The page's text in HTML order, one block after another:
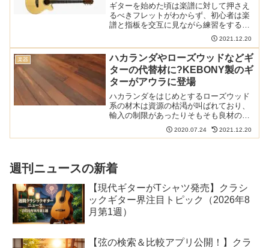
ギターを始めた頃は楽譜に対して押さえ
るべきフレットがわからず、初心者は楽
譜と指板を交互に見ながら練習をするこ
とになります。「Fretlight」は光で押さえ
るべきフレットを押してくれるギターで
あり、ギターの上達に役立ちそうです。
光が押さえる...
2021.12.20
楽器
ハカランダやローズウッドなどギ
ターの代替材に?KEBONY製のギ
ターがアウラに登場
ハカランダをはじめとするローズウッド
系の材木は資源の枯渇が叫ばれており、
輸入の制限があったりそもそも良材の入
手が難しくなってきています。
KEBONY（ケボニー）といわれる木材は
2020.07.24 2021.12.20
週刊ニュースの新着
【現代ギターがTシャツ発売】クラシ
ックギター界注目トピック（2026年8
月第1週）
【弦の検索＆比較アプリ公開！】クラ